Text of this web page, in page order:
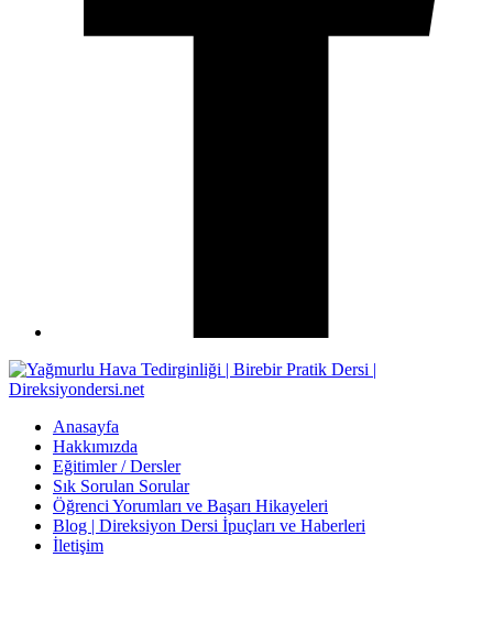
Anasayfa
Hakkımızda
Eğitimler / Dersler
Sık Sorulan Sorular
Öğrenci Yorumları ve Başarı Hikayeleri
Blog | Direksiyon Dersi İpuçları ve Haberleri
İletişim